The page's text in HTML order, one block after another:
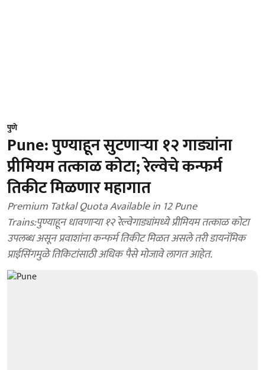
पुणे
Pune: पुण्याहून सुटणाऱ्या १२ गाड्यांना
प्रीमियम तत्काळ कोटा; रेल्वेचे कन्फर्म
तिकीट मिळणार महागात
Premium Tatkal Quota Available in 12 Pune
Trains:पुण्याहून धावणाऱ्या १२ रेल्वेगाड्यांमध्ये प्रीमियम तत्काळ कोटा
उपलब्ध असून प्रवाशांना कन्फर्म तिकीट मिळत असले तरी डायनॅमिक
प्राईसिंगमुळे तिकिटांसाठी अधिक पैसे मोजावे लागत आहेत.